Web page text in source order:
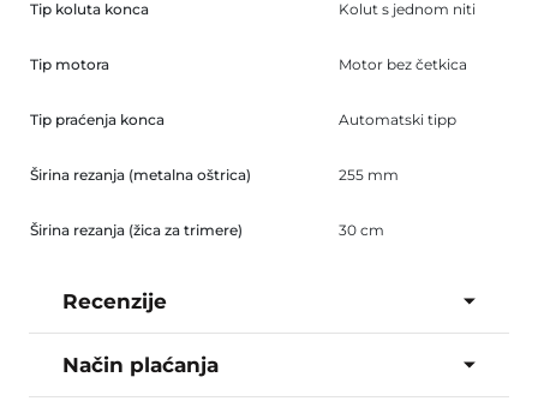
Tip koluta konca Kolut s jednom niti
Tip motora Motor bez četkica
Tip praćenja konca Automatski tipp
Širina rezanja (metalna oštrica) 255 mm
Širina rezanja (žica za trimere) 30 cm
Recenzije
Način plaćanja